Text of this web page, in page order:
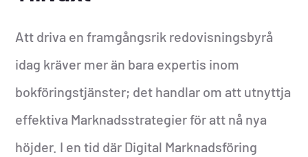
Att driva en framgångsrik redovisningsbyrå
idag kräver mer än bara expertis inom
bokföringstjänster; det handlar om att utnyttja
effektiva Marknadsstrategier för att nå nya
höjder. I en tid där Digital Marknadsföring